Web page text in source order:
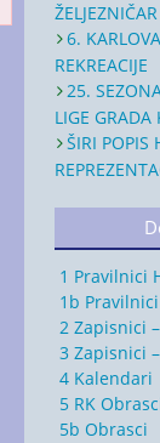
ŽELJEZNIČAR
6.
REKREACIJE
25.
LIGE GRADA
ŠIRI POPIS
1 Pravilnici
1b
2 Zapisnici
3 Zapisnici
4 Kalendari
5 RK
5b Obrasci